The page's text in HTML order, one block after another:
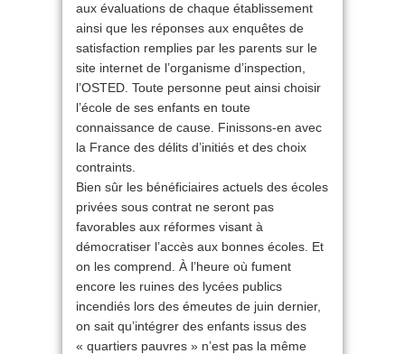
aux évaluations de chaque établissement
ainsi que les réponses aux enquêtes de
satisfaction remplies par les parents sur le
site internet de l’organisme d’inspection,
l’OSTED. Toute personne peut ainsi choisir
l’école de ses enfants en toute
connaissance de cause. Finissons-en avec
la France des délits d’initiés et des choix
contraints.
Bien sûr les bénéficiaires actuels des écoles
privées sous contrat ne seront pas
favorables aux réformes visant à
démocratiser l’accès aux bonnes écoles. Et
on les comprend. À l’heure où fument
encore les ruines des lycées publics
incendiés lors des émeutes de juin dernier,
on sait qu’intégrer des enfants issus des
« quartiers pauvres » n’est pas la même